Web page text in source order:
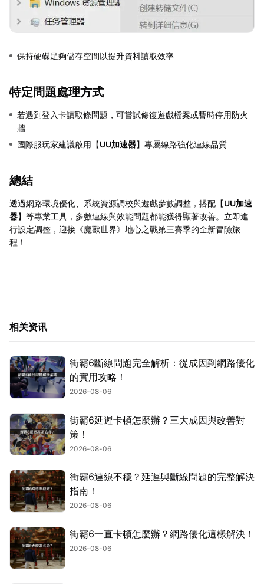
保持硬碟足夠儲存空間以提升資料讀取效率
特定問題處理方式
若遇到登入卡讀取條問題，可嘗試修復遊戲檔案或暫時停用防火
牆
國際服玩家建議啟用【UU加速器】專屬線路強化連線品質
總結
透過網路環境優化、系統資源調校與遊戲參數調整，搭配【UU加速
器】等專業工具，多數連線與效能問題都能獲得顯著改善。立即進
行設定調整，迎接《魔獸世界》地心之戰第三賽季的全新冒險旅
程！
相关资讯
街霸6斷線問題完全解析：從成因到網路優化
的實用攻略！
2026-08-06
街霸6延遲卡頓怎麼辦？三大成因與改善對
策！
2026-08-06
街霸6連線不穩？延遲與斷線問題的完整解決
指南！
2026-08-06
街霸6一直卡頓怎麼辦？網路優化這樣解決！
2026-08-06